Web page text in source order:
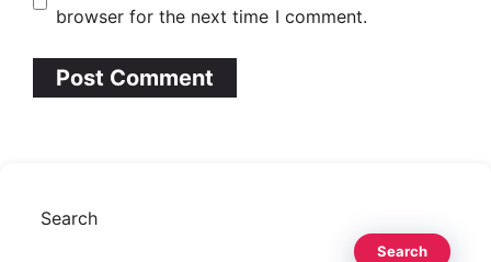
browser for the next time I comment.
Search
Search